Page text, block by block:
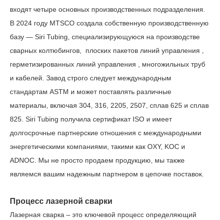
входят четыре основных производственных подразделения.
В 2024 году MTSCO создала собственную производственную
базу — Siri Tubing, специализирующуюся на производстве
сварных колтюбингов,
плоских пакетов линий управления
герметизированных линий управления
многожильных труб
и кабелей. Завод строго следует международным
стандартам ASTM и может поставлять различные
материалы, включая 304, 316, 2205, 2507, сплав 625 и сплав
825. Siri Tubing получила сертификат ISO и имеет
долгосрочные партнерские отношения с международными
энергетическими компаниями, такими как OXY, KOC и
ADNOC. Мы не просто продаем продукцию, мы также
являемся вашим надежным партнером в цепочке поставок.
Процесс лазерной сварки
Лазерная сварка – это ключевой процесс определяющий